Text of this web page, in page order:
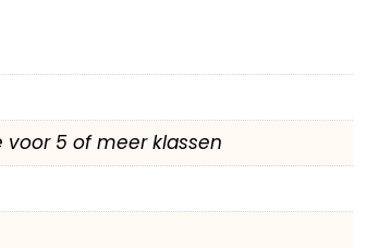
voor 5 of meer klassen